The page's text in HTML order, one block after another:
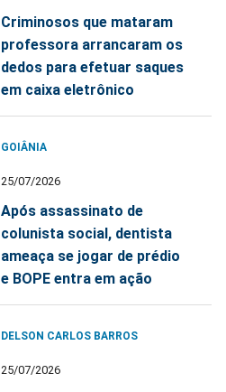
Criminosos que mataram
professora arrancaram os
dedos para efetuar saques
em caixa eletrônico
GOIÂNIA
25/07/2026
Após assassinato de
colunista social, dentista
ameaça se jogar de prédio
e BOPE entra em ação
DELSON CARLOS BARROS
25/07/2026